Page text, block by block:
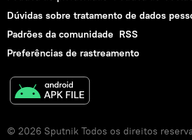
Dúvidas sobre tratamento de dados
Padrões da comunidade RSS
Preferências de rastreamento
© 2026 Sputnik Todos os direitos